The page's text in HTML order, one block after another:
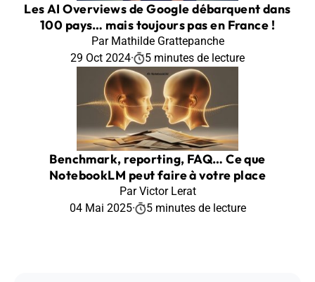
Les AI Overviews de Google débarquent dans
100 pays… mais toujours pas en France !
Par Mathilde Grattepanche
29 Oct 2024· 5 minutes de lecture
Benchmark, reporting, FAQ… Ce que
NotebookLM peut faire à votre place
Par Victor Lerat
04 Mai 2025· 5 minutes de lecture